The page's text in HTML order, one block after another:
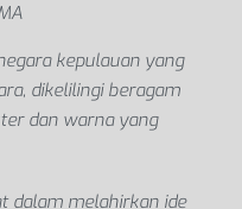
kepulauan yang
dikelilingi beragam
dan warna yang
dalam melahirkan ide